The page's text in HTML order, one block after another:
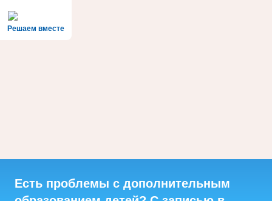
Решаем вместе
Есть проблемы с дополнительным